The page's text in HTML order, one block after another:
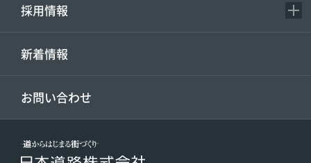
採用情報
新着情報
お問い合わせ